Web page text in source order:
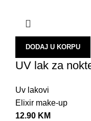
DODAJ U KORPU
UV lak za
Uv lakovi
Elixir make-up
12.90 KM